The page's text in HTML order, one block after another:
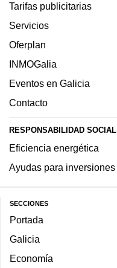
Tarifas publicitarias
Servicios
Oferplan
INMOGalia
Eventos en Galicia
Contacto
RESPONSABILIDAD SOCIAL
Eficiencia energética
Ayudas para inversiones
SECCIONES
Portada
Galicia
Economía